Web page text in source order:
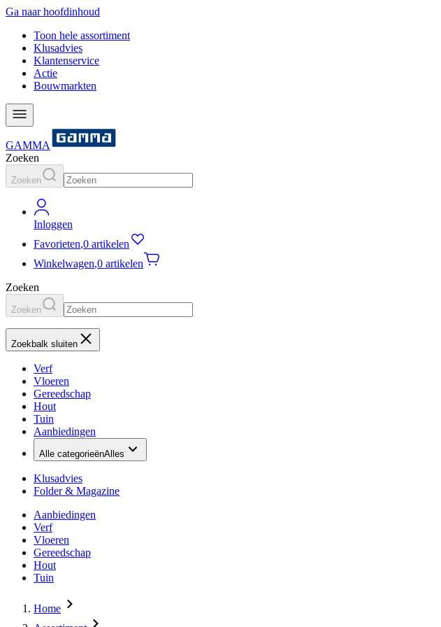
Ga naar hoofdinhoud
Toon hele assortiment
Klusadvies
Klantenservice
Actie
Bouwmarkten
GAMMA
Zoeken
Zoeken
Inloggen
Favorieten,0 artikelen
Winkelwagen,0 artikelen
Zoeken
Zoeken
Zoekbalk sluiten
Verf
Vloeren
Gereedschap
Hout
Tuin
Aanbiedingen
Alle categorieënAlles
Klusadvies
Folder & Magazine
Aanbiedingen
Verf
Vloeren
Gereedschap
Hout
Tuin
Home